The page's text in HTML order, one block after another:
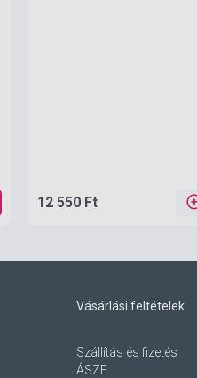
12 550 Ft
Vásárlási feltételek
Szállítás és fizetés
ÁSZF